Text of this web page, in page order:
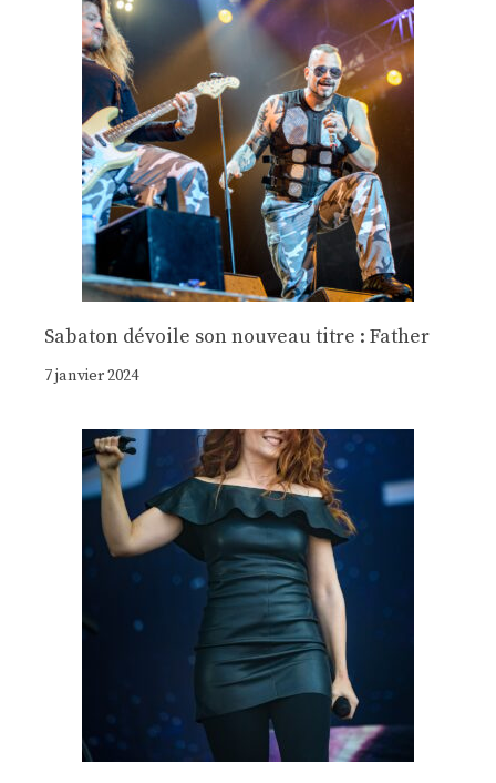
Sabaton dévoile son nouveau titre : Father
7 janvier 2024